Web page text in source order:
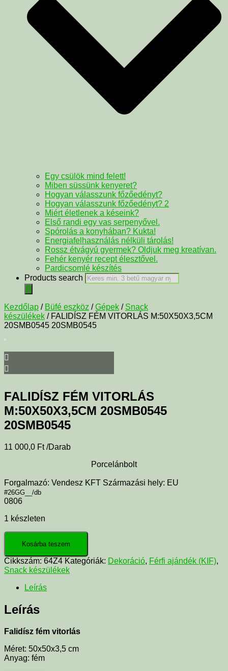
Egy csülök mind felett!
Miben süssünk kenyeret?
Hogyan válasszunk főzőedényt?
Hogyan válasszunk főzőedényt? 2
Miért életlenek a késeink?
Első randi egy vas serpenyővel.
Spórolás a konyhában? Kukta!
Energiafelhasználás nélküli tárolás!
Rossz étvágyú gyermek? Oldjuk meg kreatívan.
Fehér kenyér recept élesztővel.
Pardicsomlé készítés
Products search
Kezdőlap / Büfé eszköz /Gépek / Snack
készülékek / FALIDÍSZ FÉM VITORLÁS M:50X50X3,5CM
20SMB0545 20SMB0545
FALIDÍSZ FÉM VITORLÁS
M:50X50X3,5CM 20SMB0545
20SMB0545
11 000,0 Ft /Darab
Porcelánbolt
Forgalmazó: Vendesz KFT Származási hely: EU
#26GG__/db
0806
1 készleten
Kosárba teszem
Cikkszám: 64Z4 Kategóriák: Dekoráció, Férfi ajándék (KIF),
Snack készülékek
Leírás
Leírás
Falidísz fém vitorlás
Méret: 50x50x3,5 cm
Anyag: fém